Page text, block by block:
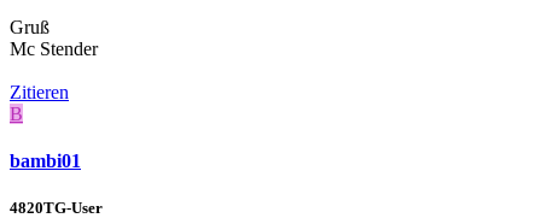
Gruß
Mc Stender
Zitieren
B
bambi01
4820TG-User